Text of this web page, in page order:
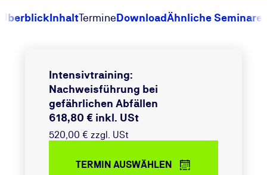
ÜberblickInhaltTermineDownloadÄhnliche Seminare
Intensivtraining:
Nachweisführung bei
gefährlichen Abfällen
618,80 € inkl. USt
520,00 € zzgl. USt
TERMIN AUSWÄHLEN